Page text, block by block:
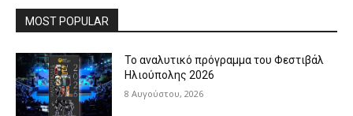
MOST POPULAR
Το αναλυτικό πρόγραμμα του Φεστιβάλ
Ηλιούπολης 2026
8 Αυγούστου, 2026